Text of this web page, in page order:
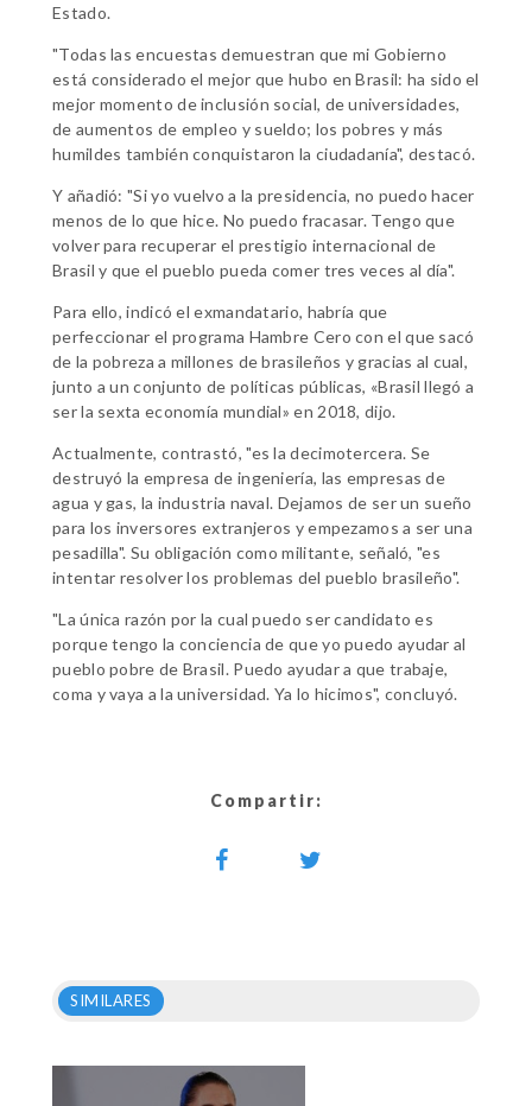
Estado.
"Todas las encuestas demuestran que mi Gobierno
está considerado el mejor que hubo en Brasil: ha sido el
mejor momento de inclusión social, de universidades,
de aumentos de empleo y sueldo; los pobres y más
humildes también conquistaron la ciudadanía", destacó.
Y añadió: "Si yo vuelvo a la presidencia, no puedo hacer
menos de lo que hice. No puedo fracasar. Tengo que
volver para recuperar el prestigio internacional de
Brasil y que el pueblo pueda comer tres veces al día".
Para ello, indicó el exmandatario, habría que
perfeccionar el programa Hambre Cero con el que sacó
de la pobreza a millones de brasileños y gracias al cual,
junto a un conjunto de políticas públicas, «Brasil llegó a
ser la sexta economía mundial» en 2018, dijo.
Actualmente, contrastó, "es la decimotercera. Se
destruyó la empresa de ingeniería, las empresas de
agua y gas, la industria naval. Dejamos de ser un sueño
para los inversores extranjeros y empezamos a ser una
pesadilla". Su obligación como militante, señaló, "es
intentar resolver los problemas del pueblo brasileño".
"La única razón por la cual puedo ser candidato es
porque tengo la conciencia de que yo puedo ayudar al
pueblo pobre de Brasil. Puedo ayudar a que trabaje,
coma y vaya a la universidad. Ya lo hicimos", concluyó.
Compartir:
SIMILARES